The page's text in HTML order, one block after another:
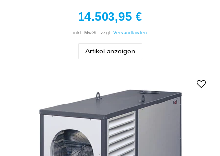
14.503,95 €
inkl. MwSt. zzgl. Versandkosten
Artikel anzeigen